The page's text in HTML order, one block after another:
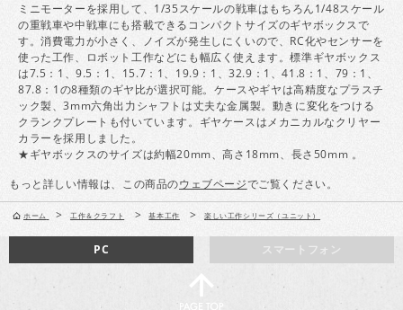
ミニモーターを採用して、1/35スケールの戦車はもちろん1/48スケール
の重戦車や中戦車にも搭載できるコンパクトサイズのギヤボックスで
す。消費電力が小さく、ノイズが発生しにくいので、RC化やセンサーを
使った工作、ロボット工作などにも幅広く使えます。標準ギヤボックス
は7.5：1、9.5：1、15.7：1、19.9：1、32.9：1、41.8：1、79：1、
87.8：1の8種類のギヤ比が選択可能。ケースやギヤは高精度なプラスチ
ック製、3mm六角出力シャフトは丈夫な金属製。動きに変化をつける
クランクプレートも付いています。ギヤケースはメカニカルなクリヤー
カラーを採用しました。
★ギヤボックスのサイズは約幅20mm、高さ18mm、長さ50mm 。
もっと詳しい情報は、この商品のウェブページでご覧ください。
ホーム > 工作＆クラフト > 基本工作 > 楽しい工作シリーズ（ユニット）
スマートフォン
PC